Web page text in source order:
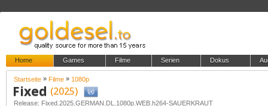
Home Games Filme Serien Dokus
Startseite » Filme » 1080p
Fixed (2025)
Release: Fixed.2025.GERMAN.DL.1080p.WEB.h264-SAUERKRAUT